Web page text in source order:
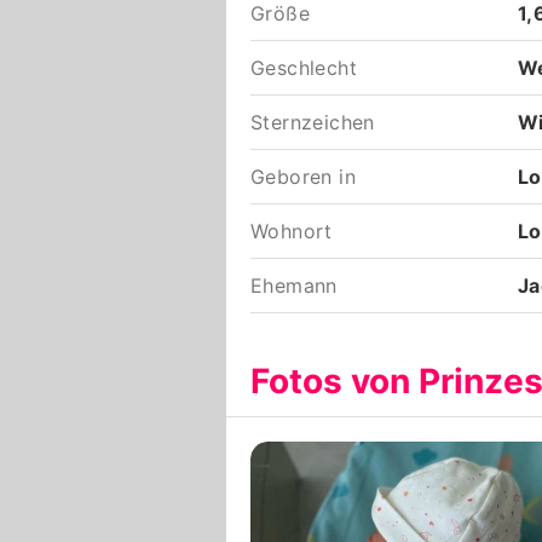
Größe
Geschlecht
Sternzeichen
Geboren in
Wohnort
Ehemann
Fotos von